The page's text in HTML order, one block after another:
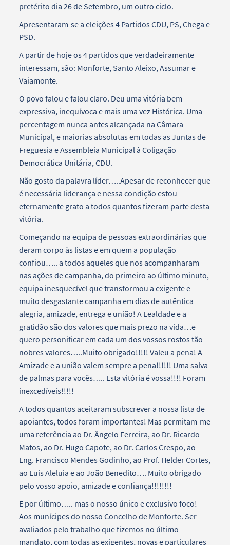
pretérito dia 26 de Setembro, um outro ciclo.
Apresentaram-se a eleições 4 Partidos CDU, PS, Chega e
PSD.
A partir de hoje os 4 partidos que verdadeiramente
interessam, são: Monforte, Santo Aleixo, Assumar e
Vaiamonte.
O povo falou e falou claro. Deu uma vitória bem
expressiva, inequívoca e mais uma vez Histórica. Uma
percentagem nunca antes alcançada na Câmara
Municipal, e maiorias absolutas em todas as Juntas de
Freguesia e Assembleia Municipal à Coligação
Democrática Unitária, CDU.
Não gosto da palavra líder…..Apesar de reconhecer que
é necessária liderança e nessa condição estou
eternamente grato a todos quantos fizeram parte desta
vitória.
Começando na equipa de pessoas extraordinárias que
deram corpo às listas e em quem a população
confiou….. a todos aqueles que nos acompanharam
nas ações de campanha, do primeiro ao último minuto,
equipa inesquecível que transformou a exigente e
muito desgastante campanha em dias de autêntica
alegria, amizade, entrega e união! A Lealdade e a
gratidão são dos valores que mais prezo na vida…e
quero personificar em cada um dos vossos rostos tão
nobres valores…..Muito obrigado!!!!! Valeu a pena! A
Amizade e a união valem sempre a pena!!!!!! Uma salva
de palmas para vocês….. Esta vitória é vossa!!!! Foram
inexcedíveis!!!!!
A todos quantos aceitaram subscrever a nossa lista de
apoiantes, todos foram importantes! Mas permitam-me
uma referência ao Dr. Ângelo Ferreira, ao Dr. Ricardo
Matos, ao Dr. Hugo Capote, ao Dr. Carlos Crespo, ao
Eng. Francisco Mendes Godinho, ao Prof. Helder Cortes,
ao Luis Aleluia e ao João Benedito…. Muito obrigado
pelo vosso apoio, amizade e confiança!!!!!!!!
E por último….. mas o nosso único e exclusivo foco!
Aos munícipes do nosso Concelho de Monforte. Ser
avaliados pelo trabalho que fizemos no último
mandato, com todas as exigentes, novas e particulares